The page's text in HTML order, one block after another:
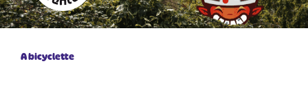
A bicyclette